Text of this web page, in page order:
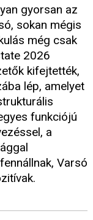
gyorsan az
sokan mégis
még csak
2026
kifejtették,
lép, amelyet
funkciójú
a
Varsó